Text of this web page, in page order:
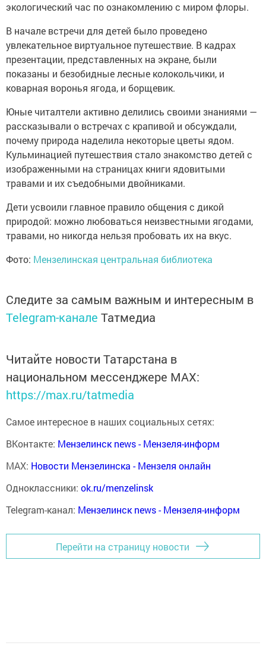
экологический час по ознакомлению с миром флоры.
В начале встречи для детей было проведено
увлекательное виртуальное путешествие. В кадрах
презентации, представленных на экране, были
показаны и безобидные лесные колокольчики, и
коварная воронья ягода, и борщевик.
Юные читалтели активно делились своими знаниями —
рассказывали о встречах с крапивой и обсуждали,
почему природа наделила некоторые цветы ядом.
Кульминацией путешествия стало знакомство детей с
изображенными на страницах книги ядовитыми
травами и их съедобными двойниками.
Дети усвоили главное правило общения с дикой
природой: можно любоваться неизвестными ягодами,
травами, но никогда нельзя пробовать их на вкус.
Фото: Мензелинская центральная библиотека
Следите за самым важным и интересным в
Telegram-канале Татмедиа
Читайте новости Татарстана в
национальном мессенджере MАХ:
https://max.ru/tatmedia
Самое интересное в наших социальных сетях:
ВКонтакте: Мензелинск news - Мензеля-информ
MAX: Новости Мензелинска - Мензеля онлайн
Одноклассники: ok.ru/menzelinsk
Telegram-канал: Мензелинск news - Мензеля-информ
Перейти на страницу новости